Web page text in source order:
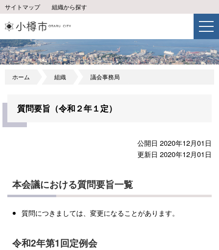
サイトマップ 組織から探す
ホーム 組織 議会事務局
質問要旨（令和２年１定）
公開日 2020年12月01日
更新日 2020年12月01日
本会議における質問要旨一覧
質問につきましては、変更になることがあります。
令和2年第1回定例会